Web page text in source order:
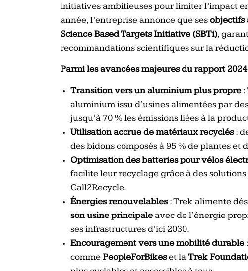
initiatives ambitieuses pour limiter l’impact
année, l’entreprise annonce que sesobjectifs
Science Based Targets Initiative (SBTi),
recommandations scientifiques sur la
Parmi les avancées majeures du rapport
Transition vers un aluminium plus propre :
aluminium issu d’usines alimentées par
jusqu’à 70 % les émissions liées à la
Utilisation accrue de matériaux recyclés:
des bidons composés à 95 % de plantes et
Optimisation des batteries pour vélos
facilite leur recyclage grâce à des
Call2Recycle.
Énergies renouvelables: Trek alimente
son usine principaleavec de l’énergie
ses infrastructures d’ici 2030.
Encouragement vers une mobilité durable
commePeopleForBikeset laTrek